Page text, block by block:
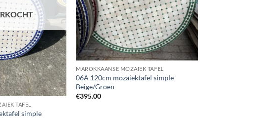
TAFEL
simple
MAROKKAANSE MOZAIEK TAFEL
06A 120cm mozaiektafel simple
Beige/Groen
€395.00